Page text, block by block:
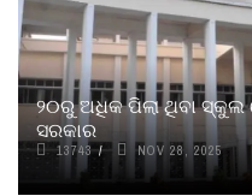
୨୦ରୁ ଅଧିକ ପିଲା ଥିବା
ସରକାର
13743 NOV 28, 2025